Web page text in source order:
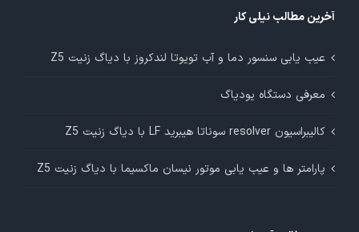
آخرین مطالب نیلی کار
عیب یابی سنسور دما و آب تویوتا لندکروز با دیاگ زنیت Z5
معرفی دستگاه یودیاگ
کالیبراسیون resolver سوناتا هیبرید LF با دیاگ زنیت Z5
پارامتر ها و عیب یابی موتور نیسان ماکسیما با دیاگ زنیت Z5